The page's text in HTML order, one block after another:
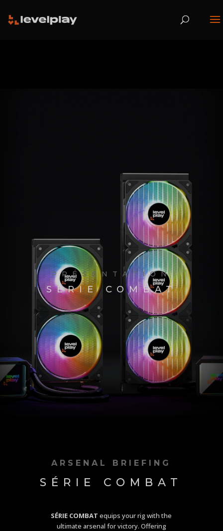
PRÉSENTATION
SÉRIE COMBAT
ARSENAL BRIEFING
SÉRIE COMBAT
SÉRIE COMBAT equips your rig with the
ultimate arsenal for victory. Offering